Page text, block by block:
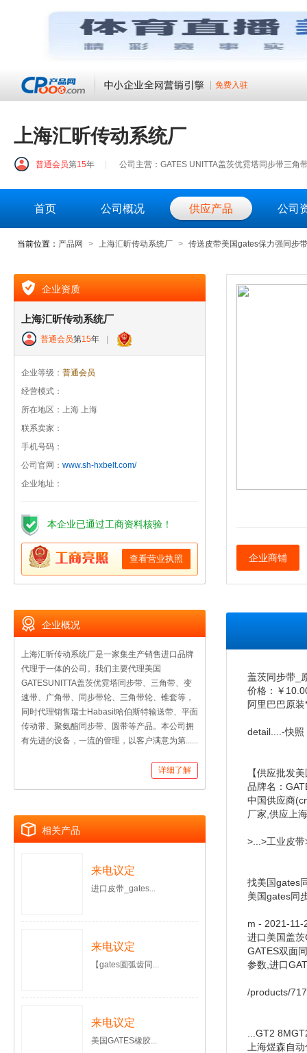
免费入驻
上海汇昕传动系统厂
普通会员第15年 公司主营：GATES UNITTA盖茨优霓塔同步带三
首页 公司概况 供应产品 公司
当前位置： 产品网 > 上海汇昕传动系统厂 > 传送皮带美国gates保力强同步
企业资质
上海汇昕传动系统厂
普通会员第15年
企业等级： 普通会员
经营模式：
所在地区：上海 上海
联系卖家：
手机号码：
公司官网： www.sh-hxbelt.com/
企业地址：
本企业已通过工商资料核验！
查看营业执照
企业概况
上海汇昕传动系统厂是一家集生产销售进口品牌
代理于一体的公司。我们主要代理美国
GATESUNITTA盖茨优霓塔同步带、三角带、变
速带、广角带、同步带轮、三角带轮、锥套等，
同时代理销售瑞士Habasit哈伯斯特输送带、平面
传动带、聚氨酯同步带、圆带等产品。本公司拥
有先进的设备，一流的管理，以客户满意为第......
详细了解
相关产品
来电议定
进口皮带_gates...
来电议定
【gates圆弧齿同...
来电议定
美国GATES橡胶...
企业商铺
盖茨同步带_
价格：￥
阿里巴巴原
detail....-快照
【供应批发
品牌名：
中国供应商
厂家,供应上
>...>工业皮
找美国gates
美国gates同
m - 2021-11-
进口美国盖
GATES双面
参数,进口
/products/
...GT2
上海煜森自